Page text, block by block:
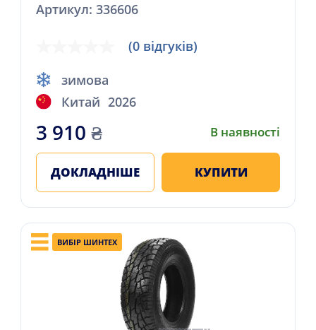
Артикул: 336606
(0 відгуків)
зимова
Китай 2026
3 910 ₴ В наявності
ДОКЛАДНІШЕ КУПИТИ
ВИБІР ШИНТЕХ